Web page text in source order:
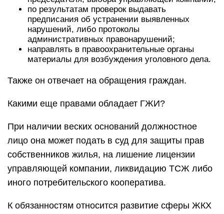
по результатам проверок выдавать
предписания об устранении выявленных
нарушений, либо протоколы
административных правонарушений;
направлять в правоохранительные органы
материалы для возбуждения уголовного дела.
Также он отвечает на обращения граждан.
Какими еще правами обладает ГЖИ?
При наличии веских оснований должностное
лицо она может подать в суд для защиты прав
собственников жилья, на лишение лицензии
управляющей компании, ликвидацию ТСЖ либо
иного потребительского кооператива.
К обязанностям относится развитие сферы ЖКХ